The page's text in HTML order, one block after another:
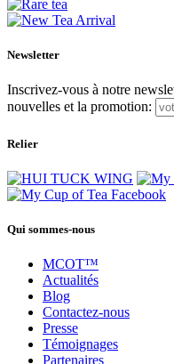
Newsletter
Inscrivez-vous à notre
nouvelles et la promotion:
Relier
Qui sommes-nous
MCOT™
Actualités
Blog
Contactez-nous
Presse
Témoignages
Partenaires